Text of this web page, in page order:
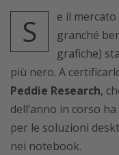
S
e il
granché
grafiche)
più nero. A
Peddie Research,
dell’anno in corso
per le soluzioni
nei notebook.